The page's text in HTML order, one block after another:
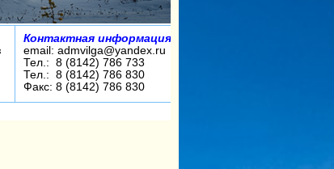
Контактная информация:
email: admvilga@yandex.ru
Тел.: 8 (8142) 786 733
Тел.: 8 (8142) 786 830
Факс: 8 (8142) 786 830